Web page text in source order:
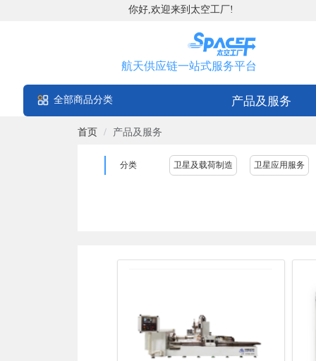
你好,欢迎来到太空工厂!
航天供应链一站式服务平台
全部商品分类 产品及服务
首页 / 产品及服务
分类 卫星及载荷制造 卫星应用服务